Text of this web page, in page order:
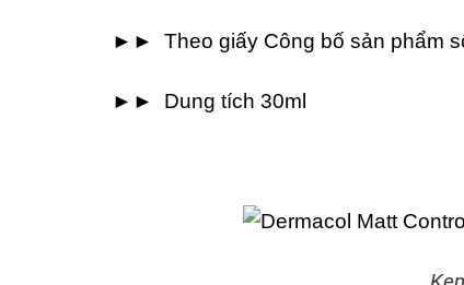
►► Theo giấy Công bố sản phẩm
►► Dung tích 30ml